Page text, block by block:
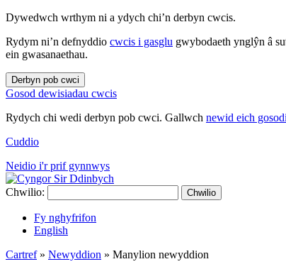
Dywedwch wrthym ni a ydych chi’n derbyn cwcis.
Rydym ni’n defnyddio cwcis i gasglu gwybodaeth ynglŷn â
ein gwasanaethau.
Derbyn pob cwci
Gosod dewisiadau cwcis
Rydych chi wedi derbyn pob cwci. Gallwch newid eich
Cuddio
Neidio i'r prif gynnwys
Chwilio: Chwilio
Fy nghyfrifon
English
Cartref» Newyddion » Manylion newyddion